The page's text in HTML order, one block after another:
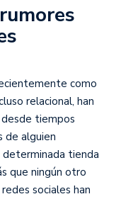
como
relacional, han
tiempos
de alguien
determinada tienda
que ningún otro
sociales han